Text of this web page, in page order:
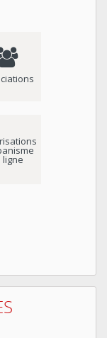
ligne